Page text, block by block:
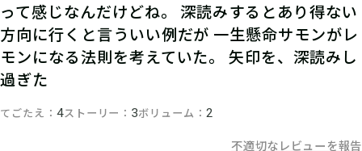
って感じなんだけどね。 深読みするとあり得ない
方向に行くと言ういい例だが 一生懸命サモンがレ
モンになる法則を考えていた。 矢印を、深読みし
過ぎた
てごたえ 4ストーリー 3ボリューム 2
不適切なレビューを報告